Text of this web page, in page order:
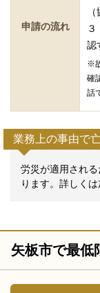
申請の流れ
認
※
確
話
業務上の事由で
労災が適用され
ります。詳しく
矢板市で最低